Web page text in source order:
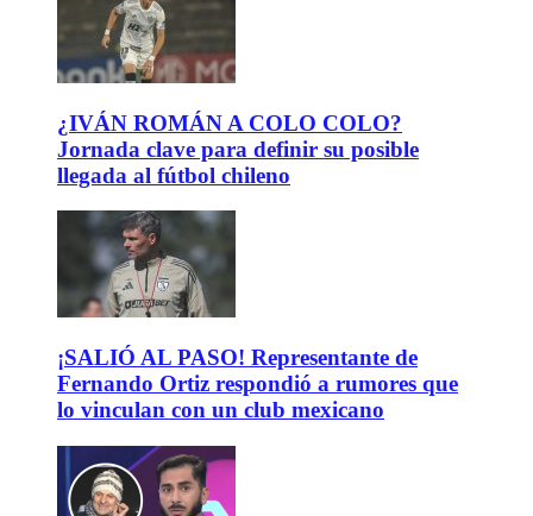
¿IVÁN ROMÁN A COLO COLO?
Jornada clave para definir su posible
llegada al fútbol chileno
¡SALIÓ AL PASO! Representante de
Fernando Ortiz respondió a rumores que
lo vinculan con un club mexicano